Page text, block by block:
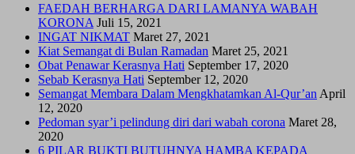
FAEDAH BERHARGA DARI LAMANYA WABAH
KORONA Juli 15, 2021
INGAT NIKMAT Maret 27, 2021
Kiat Semangat di Bulan Ramadan Maret 25, 2021
Obat Penawar Kerasnya Hati September 17, 2020
Sebab Kerasnya Hati September 12, 2020
Semangat Membara Dalam Mengkhatamkan Al-Qur’an April
12, 2020
Pedoman syar’i pelindung diri dari wabah corona Maret 28,
2020
6 PILAR BUKTI BUTUHNYA HAMBA KEPADA